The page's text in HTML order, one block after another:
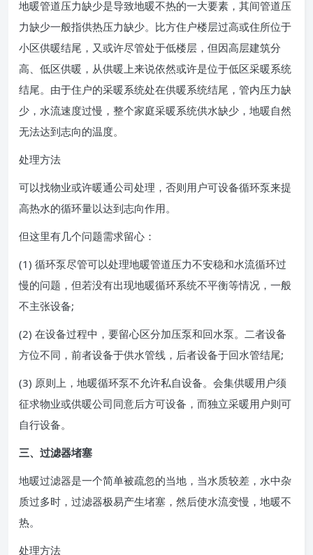
地暖管道压力缺少是导致地暖不热的一大要素，其间管道压
力缺少一般指供热压力缺少。比方住户楼层过高或住所位于
小区供暖结尾，又或许尽管处于低楼层，但因高层建筑分
高、低区供暖，从供暖上来说依然或许是位于低区采暖系统
结尾。由于住户的采暖系统处在供暖系统结尾，管内压力缺
少，水流速度过慢，整个家庭采暖系统供水缺少，地暖自然
无法达到志向的温度。
处理方法
可以找物业或许暖通公司处理，否则用户可设备循环泵来提
高热水的循环量以达到志向作用。
但这里有几个问题需求留心：
(1) 循环泵尽管可以处理地暖管道压力不安稳和水流循环过
慢的问题，但若没有出现地暖循环系统不平衡等情况，一般
不主张设备;
(2) 在设备过程中，要留心区分加压泵和回水泵。二者设备
方位不同，前者设备于供水管线，后者设备于回水管结尾;
(3) 原则上，地暖循环泵不允许私自设备。会集供暖用户须
征求物业或供暖公司同意后方可设备，而独立采暖用户则可
自行设备。
三、过滤器堵塞
地暖过滤器是一个简单被疏忽的当地，当水质较差，水中杂
质过多时，过滤器极易产生堵塞，然后使水流变慢，地暖不
热。
处理方法